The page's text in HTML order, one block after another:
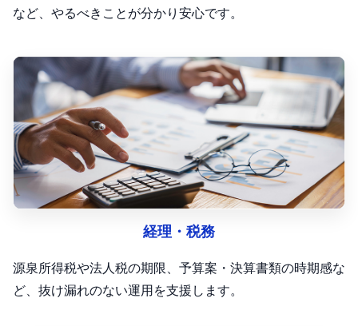
など、やるべきことが分かり安心です。
経理・税務
源泉所得税や法人税の期限、予算案・決算書類の時期感な
ど、抜け漏れのない運用を支援します。